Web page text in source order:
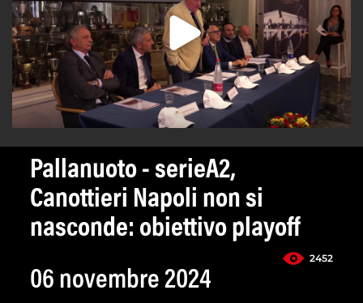
Pallanuoto - serieA2,
Canottieri Napoli non si
nasconde: obiettivo playoff
2452
06 novembre 2024